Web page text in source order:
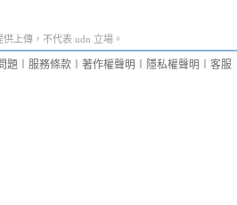
上傳，不代表 udn 立場。
題 服務條款 著作權聲明 隱私權聲明 客服